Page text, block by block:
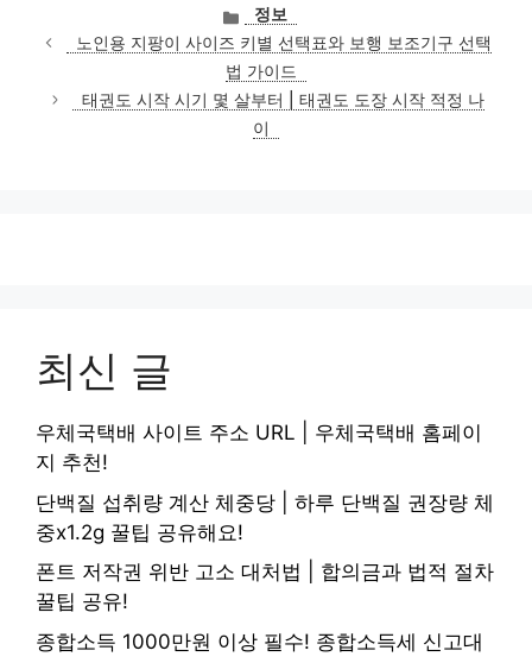
카
테
고
리
정보
노인용 지팡이 사이즈 키별 선택표와 보행 보조기구 선택
법 가이드
태권도 시작 시기 몇 살부터 | 태권도 도장 시작 적정 나
이
최신 글
우체국택배 사이트 주소 URL | 우체국택배 홈페이
지 추천!
단백질 섭취량 계산 체중당 | 하루 단백질 권장량 체
중x1.2g 꿀팁 공유해요!
폰트 저작권 위반 고소 대처법 | 합의금과 법적 절차
꿀팁 공유!
종합소득 1000만원 이상 필수! 종합소득세 신고대